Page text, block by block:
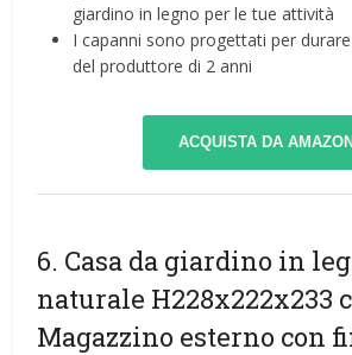
giardino in legno per le tue attività
I capanni sono progettati per
del produttore di 2 anni
ACQUISTA DA AMAZON
6. Casa da giardino in
naturale H228x222x233
Magazzino esterno con